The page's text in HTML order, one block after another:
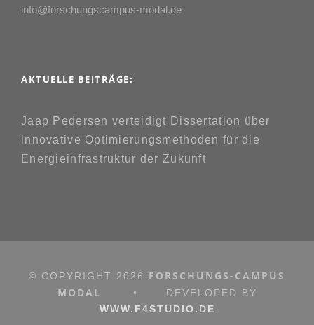
info@forschungscampus-modal.de
AKTUELLE BEITRÄGE:
Jaap Pedersen verteidigt Dissertation über
innovative Optimierungsmethoden für die
Energieinfrastruktur der Zukunft
© COPYRIGHT 2026 FORSCHUNGS-CAMPUS
MODAL
•
DEVELOPED BY
WWW.F4STUDIO.DE